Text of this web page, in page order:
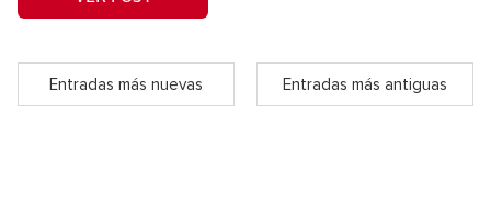
Entradas más nuevas Entradas más antiguas